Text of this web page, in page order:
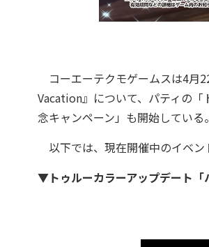
コーエーテクモゲームスは4月
Vacation』について、パティの
念キャンペーン」も開始している。
以下では、現在開催中のイベン
▼トゥルーカラーアップデート「